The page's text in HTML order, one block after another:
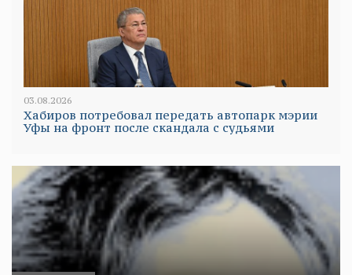
03.08.2026
Хабиров потребовал передать автопарк мэрии
Уфы на фронт после скандала с судьями